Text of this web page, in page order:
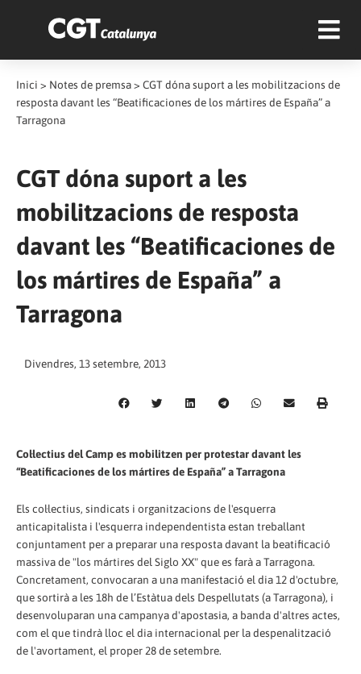
Inici > Notes de premsa> CGT dóna suport a les mobilitzacions de
resposta davant les “Beatificaciones de los mártires de España” a
Tarragona
CGT dóna suport a les
mobilitzacions de resposta
davant les “Beatificaciones de
los mártires de España” a
Tarragona
Divendres, 13 setembre, 2013
Col·lectius del Camp es mobilitzen per protestar davant les
“Beatificaciones de los mártires de España” a Tarragona
Els col·lectius, sindicats i organitzacions de l'esquerra
anticapitalista i l'esquerra independentista estan treballant
conjuntament per a preparar una resposta davant la beatificació
massiva de "los mártires del Siglo XX" que es farà a Tarragona.
Concretament, convocaran a una manifestació el dia 12 d'octubre,
que sortirà a les 18h de l’Estàtua dels Despellutats (a Tarragona), i
desenvoluparan una campanya d'apostasia, a banda d'altres actes,
com el que tindrà lloc el dia internacional per la despenalització
de l'avortament, el proper 28 de setembre.